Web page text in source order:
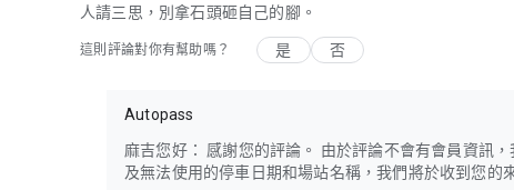
人請三思，別拿石頭砸自己的腳。
這則評論對你有幫助嗎？ 是 否
Autopass
麻吉您好： 感謝您的評論。 由於評論不會有會員資訊
及無法使用的停車日期和場站名稱，我們將於收到您的